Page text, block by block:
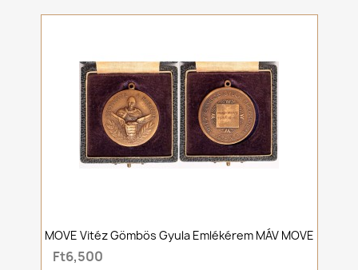
MOVE Vitéz Gömbös Gyula Emlékérem MÁV MOVE
Ft6,500